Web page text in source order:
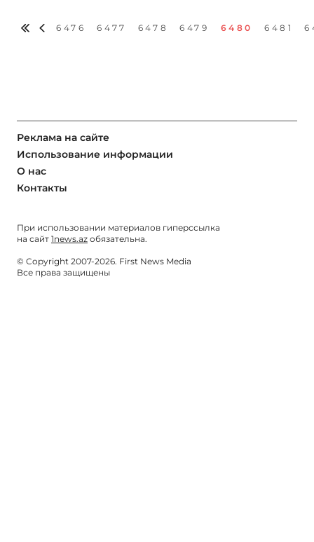
6476 6477 6478 6479 6480 6481
Реклама на сайте
Использование информации
О нас
Контакты
При использовании материалов гиперссылка
на сайт 1news.az обязательна.
© Copyright 2007-2026. First News Media
Все права защищены